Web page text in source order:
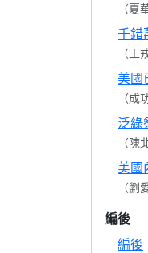
（夏
千錯
（王
美國
（成
泛綠
（陳
美國
（劉
編後
編後